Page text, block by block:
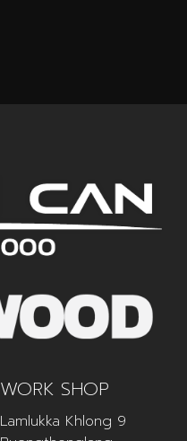
WORK SHOP
Lamlukka Khlong 9